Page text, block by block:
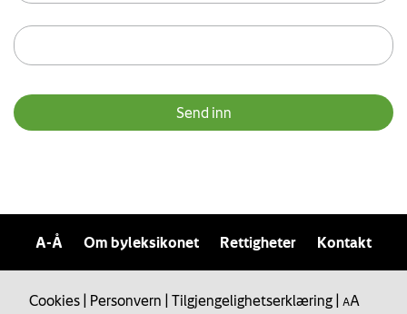
A-Å Om byleksikonet Rettigheter Kontakt
Cookies Personvern Tilgjengelighetserklæring AA